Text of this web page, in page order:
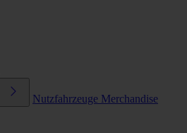
Nutzfahrzeuge Merchandise